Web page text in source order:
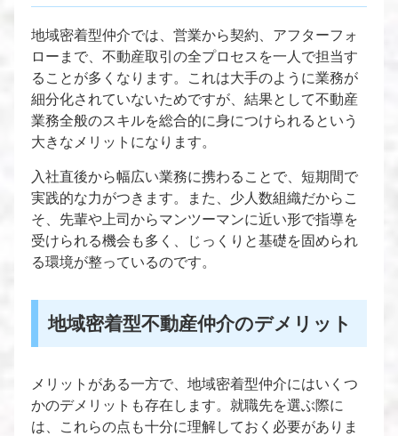
地域密着型仲介では、営業から契約、アフターフォ
ローまで、不動産取引の全プロセスを一人で担当す
ることが多くなります。これは大手のように業務が
細分化されていないためですが、結果として不動産
業務全般のスキルを総合的に身につけられるという
大きなメリットになります。
入社直後から幅広い業務に携わることで、短期間で
実践的な力がつきます。また、少人数組織だからこ
そ、先輩や上司からマンツーマンに近い形で指導を
受けられる機会も多く、じっくりと基礎を固められ
る環境が整っているのです。
地域密着型不動産仲介のデメリット
メリットがある一方で、地域密着型仲介にはいくつ
かのデメリットも存在します。就職先を選ぶ際に
は、これらの点も十分に理解しておく必要がありま